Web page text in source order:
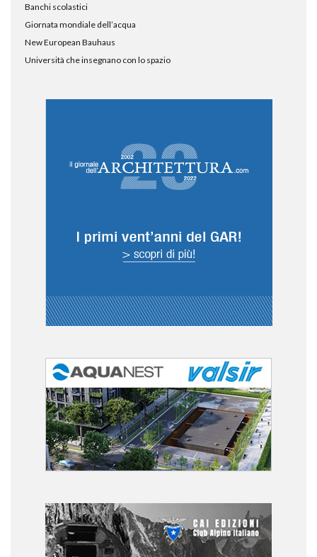
Banchi scolastici
Giornata mondiale dell’acqua
New European Bauhaus
Università che insegnano con lo spazio